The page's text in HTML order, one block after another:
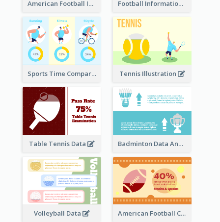
American Football Information Football Information
Sports Time Comparison Tennis Illustration
Table Tennis Data Badminton Data Analysis
Volleyball Data American Football Clipart